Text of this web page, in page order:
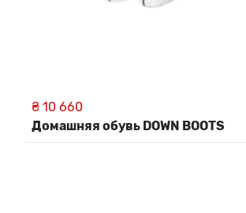
₴ 10 660
Домашняя обувь DOWN BOOTS